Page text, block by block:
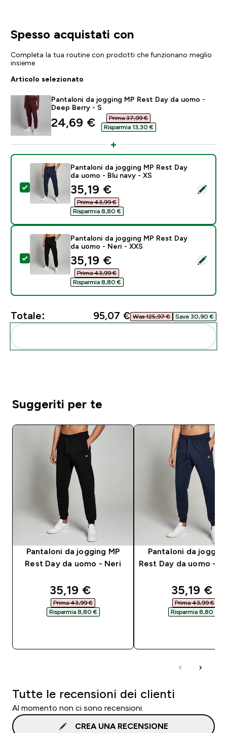
Spesso acquistati con
Completa la tua routine con prodotti che funzionano meglio
insieme
Articolo selezionato
Pantaloni da jogging MP Rest Day da uomo -
Deep Berry - S
discounted price
24,69 €‎
Prima 37,99 €‎
Risparmia 13,30 €‎
Seleziona questo prodotto - Pantaloni da jogging MP
Pantaloni da jogging MP Rest Day
da uomo - Blu navy - XS
discounted price
35,19 €‎
Prima 43,99 €‎
Risparmia 8,80 €‎
Seleziona questo prodotto - Pantaloni da jogging MP
Pantaloni da jogging MP Rest Day
da uomo - Neri - XXS
discounted price
35,19 €‎
Prima 43,99 €‎
Risparmia 8,80 €‎
Totale: 95,07 €‎ Was 125,97 €‎ Save 30,90 €‎
Suggeriti per te
Pantaloni da jogging MP
Rest Day da uomo - Neri
discounted price
35,19 €‎
Prima 43,99 €‎
Risparmia 8,80 €‎
Pantaloni da
Rest Day da uomo -
35,19 €‎
Prima 43,99 €‎
Risparmia 8,80 €‎
Tutte le recensioni dei clienti
Al momento non ci sono recensioni.
CREA UNA RECENSIONE